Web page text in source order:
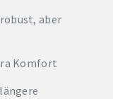
aber
Komfort